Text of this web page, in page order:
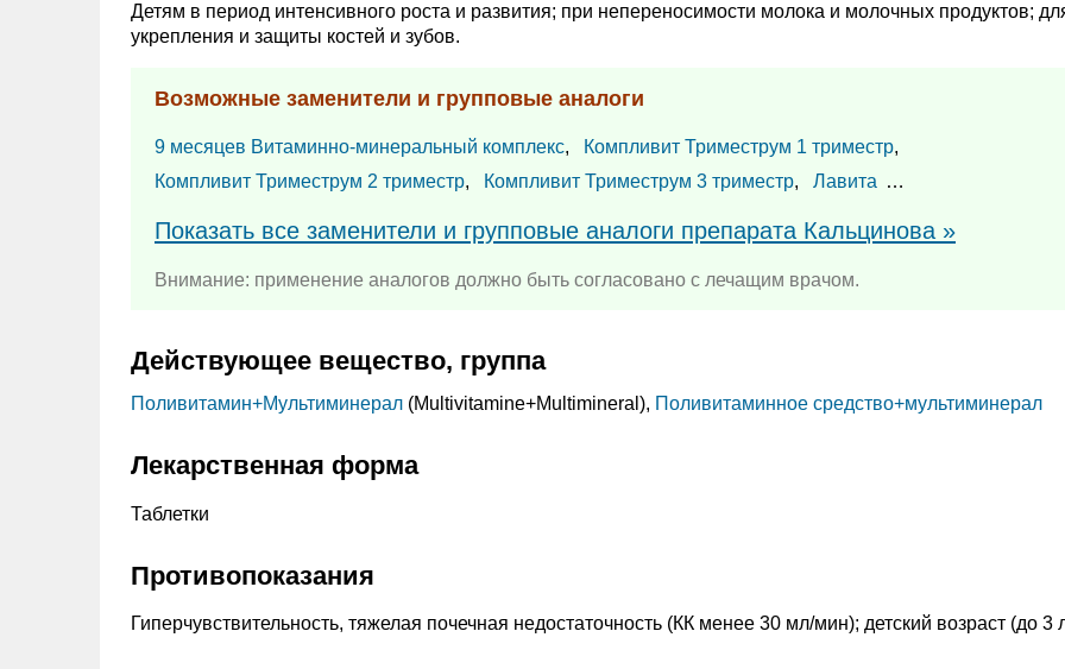
Детям в период интенсивного роста и развития; при непереносимости молока и молочных продуктов;
укрепления и защиты костей и зубов.
Возможные заменители и групповые аналоги
9 месяцев Витаминно-минеральный комплекс, Компливит Триместрум 1 триместр,
Компливит Триместрум 2 триместр, Компливит Триместрум 3 триместр, Лавита …
Показать все заменители и групповые аналоги препарата Кальцинова »
Внимание: применение аналогов должно быть согласовано с лечащим врачом.
Действующее вещество, группа
Поливитамин+Мультиминерал (Multivitamine+Multimineral), Поливитаминное средство+мультиминерал
Лекарственная форма
Таблетки
Противопоказания
Гиперчувствительность, тяжелая почечная недостаточность (КК менее 30 мл/мин); детский возраст (до 3